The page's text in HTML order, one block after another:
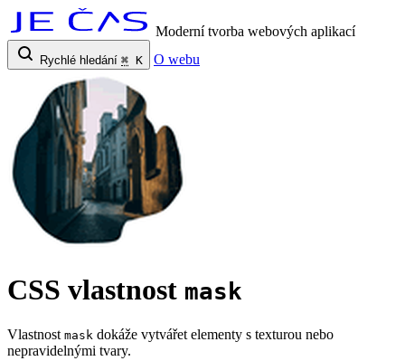
Moderní tvorba webových aplikací
Rychlé hledání ⌘ K O webu
CSS vlastnost mask
Vlastnost mask dokáže vytvářet elementy s texturou nebo
nepravidelnými tvary.